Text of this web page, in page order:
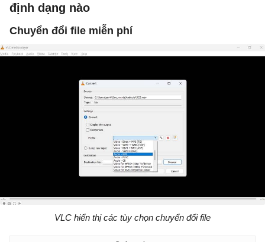
định dạng nào
Chuyển đổi file miễn phí
VLC hiển thị các tùy chọn chuyển đổi file